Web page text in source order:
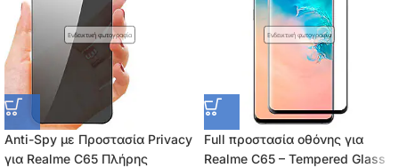
Ενδεικτική φωτογραφία
Anti-Spy με Προστασία Privacy
για Realme C65 Πλήρης
Ενδεικτική φωτογραφία
Full προστασία οθόνης για
Realme C65 – Tempered Glass